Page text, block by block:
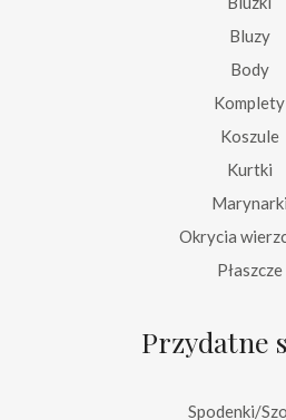
Bluzy
Body
Komplety
Koszule
Kurtki
Marynarki
Okrycia
Płaszcze
Przydatne
Spodenki/